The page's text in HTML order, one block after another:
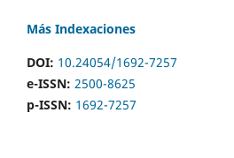
Más Indexaciones
DOI: 10.24054/1692-7257
e-ISSN: 2500-8625
p-ISSN: 1692-7257